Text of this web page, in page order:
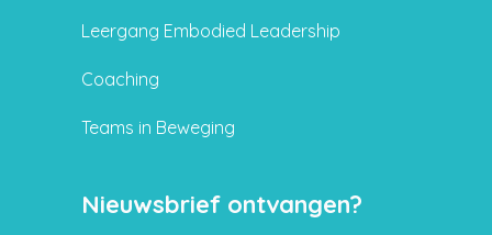
Leergang Embodied Leadership
Coaching
Teams in Beweging
Nieuwsbrief ontvangen?